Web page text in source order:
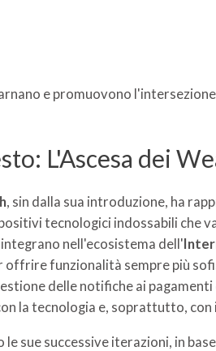
e promuovono
L'Ascesa dei
, sin dalla sua introduzione, ha
tecnologici indossabili che
nell'ecosistema dell'
offrire funzionalità sempre più
delle notifiche ai
la tecnologia e, soprattutto,
le sue successive iterazioni, in